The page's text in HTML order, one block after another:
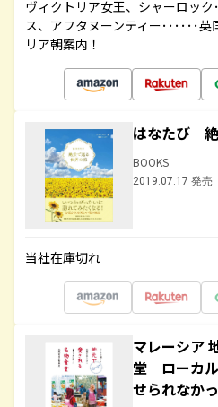
ヴィクトリア女王、シャーロッ
ス、アフタヌーンティー･･････
リア朝案内！
はなたび
BOOKS
2019.07.17 発売
当社在庫切れ
マレーシア
堂 ローカル
せられなか